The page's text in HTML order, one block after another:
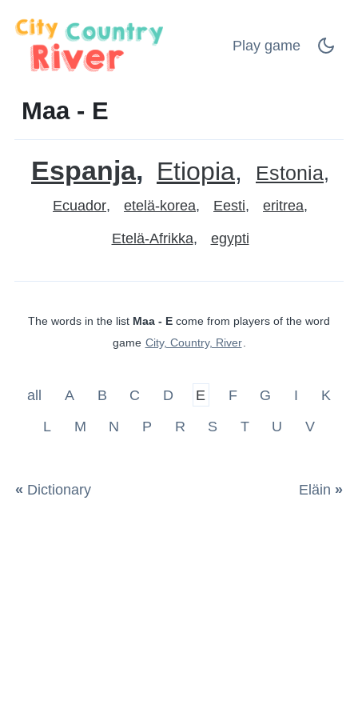
Play game
Maa - E
Espanja Etiopia Estonia
Ecuador etelä-korea Eesti eritrea
Etelä-Afrikka egypti
The words in the list Maa - E come from players of the word
game City, Country, River
all A B C D E F G I
K
L
M N P R S T U V
« Dictionary Eläin »